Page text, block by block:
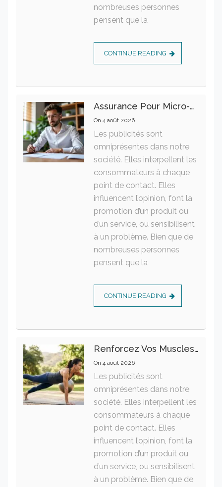
nombreuses personnes
pensent que la
CONTINUE READING
Assurance Pour Micro-Entrepreneur : Les Garanties Essentielles À Connaître
On 4 août 2026
Les publicités sont
omniprésentes dans notre
société. Elles interpellent les
consommateurs à chaque
point de contact. Elles
influencent l’opinion, font la
promotion d’un produit ou
d’un service, ou sensibilisent
à un problème. Bien que de
nombreuses personnes
pensent que la
CONTINUE READING
Renforcez Vos Muscles Profonds Pour Apaiser Votre Mal De Dos
On 4 août 2026
Les publicités sont
omniprésentes dans notre
société. Elles interpellent les
consommateurs à chaque
point de contact. Elles
influencent l’opinion, font la
promotion d’un produit ou
d’un service, ou sensibilisent
à un problème. Bien que de